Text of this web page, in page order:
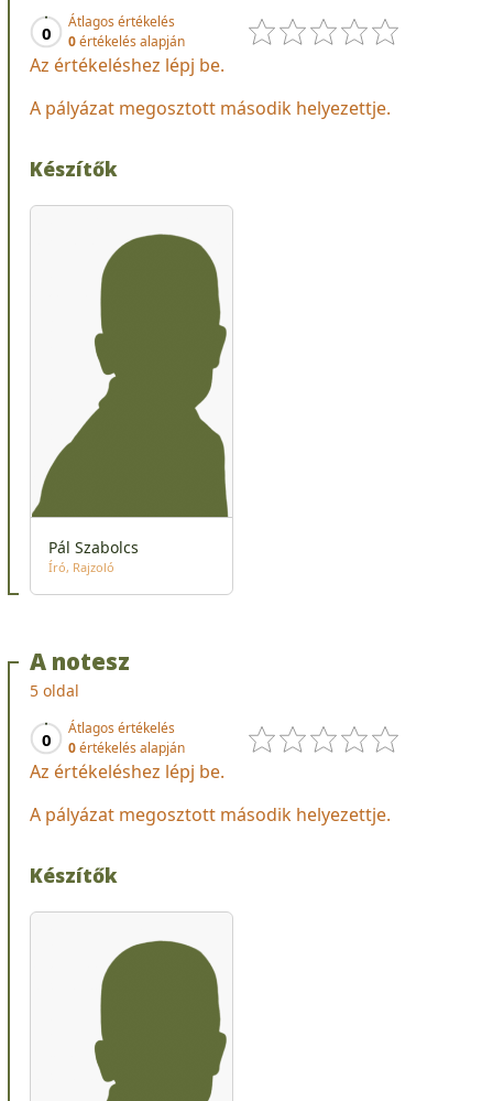
0
Átlagos értékelés
0értékelés alapján
Az értékeléshez lépj be.
A pályázat megosztott második helyezettje.
Készítők
Pál Szabolcs
Író Rajzoló
A notesz
5 oldal
0
Átlagos értékelés
0értékelés alapján
Az értékeléshez lépj be.
A pályázat megosztott második helyezettje.
Készítők